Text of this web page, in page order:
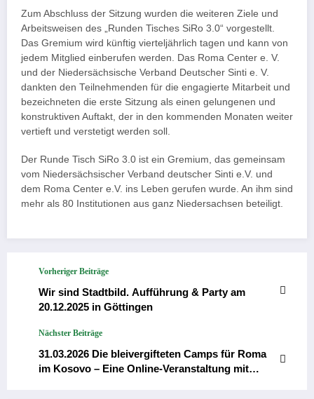
Zum Abschluss der Sitzung wurden die weiteren Ziele und
Arbeitsweisen des „Runden Tisches SiRo 3.0“ vorgestellt.
Das Gremium wird künftig vierteljährlich tagen und kann von
jedem Mitglied einberufen werden. Das Roma Center e. V.
und der Niedersächsische Verband Deutscher Sinti e. V.
dankten den Teilnehmenden für die engagierte Mitarbeit und
bezeichneten die erste Sitzung als einen gelungenen und
konstruktiven Auftakt, der in den kommenden Monaten weiter
vertieft und verstetigt werden soll.
Der Runde Tisch SiRo 3.0 ist ein Gremium, das gemeinsam
vom Niedersächsischer Verband deutscher Sinti e.V. und
dem Roma Center e.V. ins Leben gerufen wurde. An ihm sind
mehr als 80 Institutionen aus ganz Niedersachsen beteiligt.
Vorheriger Beiträge
Wir sind Stadtbild. Aufführung & Party am
20.12.2025 in Göttingen
Nächster Beiträge
31.03.2026 Die bleivergifteten Camps für Roma
im Kosovo – Eine Online-Veranstaltung mit